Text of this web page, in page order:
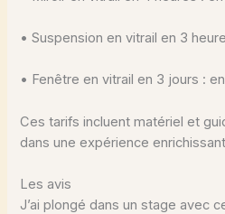
• Suspension en vitrail en 3
• Fenêtre en vitrail en 3 jours :
Ces tarifs incluent matériel et
dans une expérience
Les avis
J’ai plongé dans un stage avec